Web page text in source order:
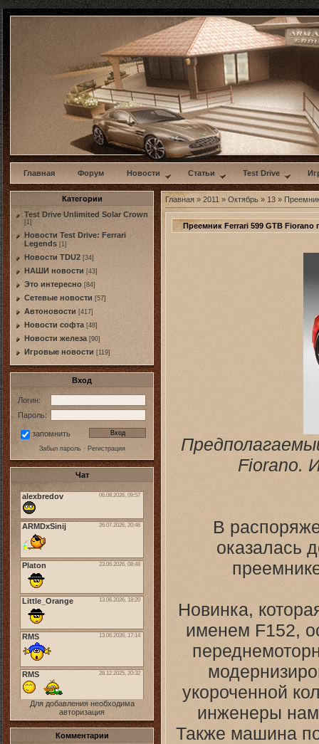
w
Главная Форум Новости Статьи Test Drive
Категории
Test Drive Unlimited Solar Crown
[1]
Новости Test Drive: Ferrari
Legends [1]
Новости TDU2 [34]
НАШИ новости [43]
Это интересно [84]
Сетевые новости [57]
Автоновости [417]
Новости софта [48]
Новоcти железа [90]
Игровые новости [119]
Вход
Логин:
Пароль:
запомнить
Забыл пароль· Регистрация
Чат
Для добавления необходима
авторизация
Комментарии
Главная » 2011 » Октябрь » 13 »
Преемник Ferrari 599 GTB Fiorano
Fiorano.
В
оказалась
Новинка,
именем F152,
укороченной
инженеры
Также машина